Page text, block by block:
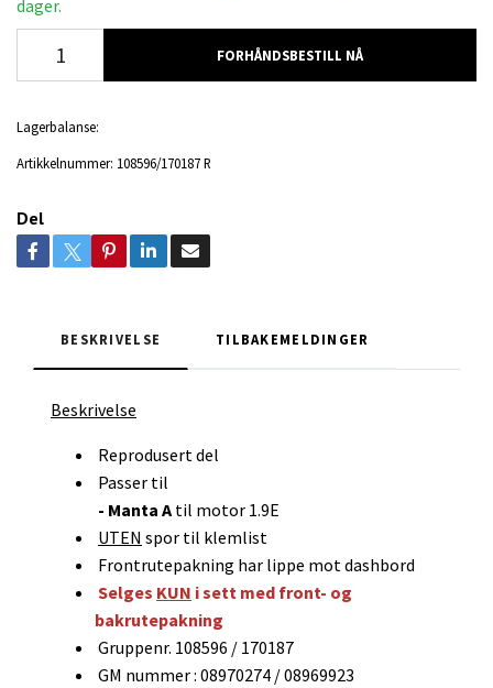
dager.
FORHÅNDSBESTILL NÅ
Lagerbalanse:
Artikkelnummer: 108596/170187 R
Del
BESKRIVELSE TILBAKEMELDINGER
Beskrivelse
Reprodusert del
Passer til
- Manta Atil motor 1.9E
UTEN spor til klemlist
Frontrutepakning har lippe mot dashbord
Selges KUN i sett med front- og
bakrutepakning
Gruppenr. 108596 / 170187
GM nummer : 08970274 / 08969923